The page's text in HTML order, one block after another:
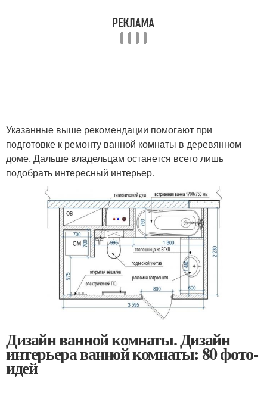
Указанные выше рекомендации помогают при
подготовке к ремонту ванной комнаты в деревянном
доме. Дальше владельцам останется всего лишь
подобрать интересный интерьер.
Дизайн ванной комнаты. Дизайн
интерьера ванной комнаты: 80 фото-
идей